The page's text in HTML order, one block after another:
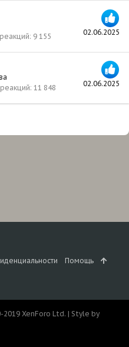
02.06.2025
9 155
02.06.2025
11 848
Помощь
2019 XenForo Ltd. | Style by